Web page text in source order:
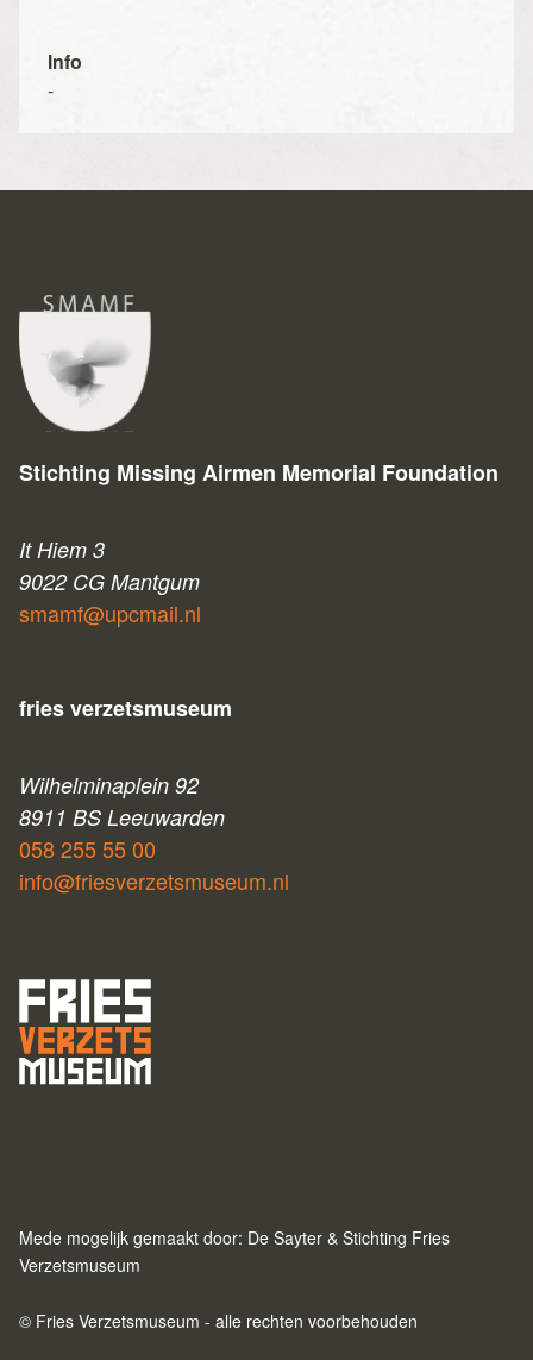
Info
-
Stichting Missing Airmen Memorial Foundation
It Hiem 3
9022 CG Mantgum
smamf@upcmail.nl
fries verzetsmuseum
Wilhelminaplein 92
8911 BS Leeuwarden
058 255 55 00
info@friesverzetsmuseum.nl
Mede mogelijk gemaakt door: De Sayter & Stichting Fries
Verzetsmuseum
© Fries Verzetsmuseum - alle rechten voorbehouden